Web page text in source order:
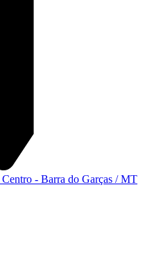
- Barra do Garças / MT